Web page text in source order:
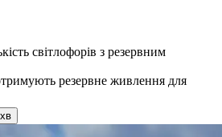
світлофорів з резервним
резервне живлення для